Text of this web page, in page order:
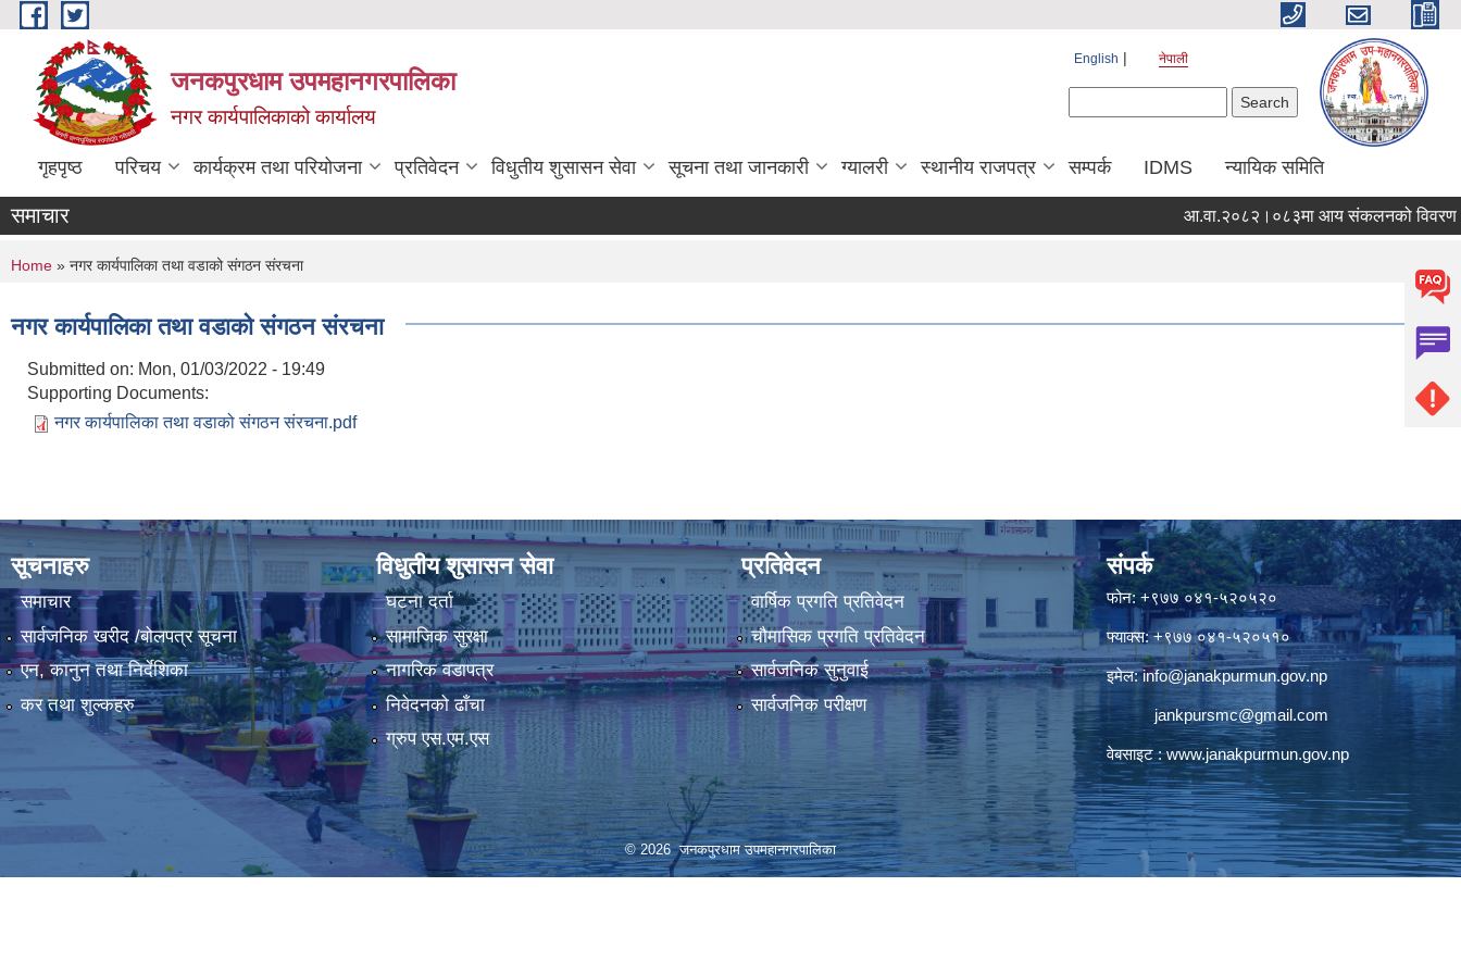
Skip to main content
जनकपुरधाम उपमहानगरपालिका
नगर कार्यपालिकाको कार्यालय
English नेपाली
गृहपृष्ठ परिचय कार्यक्रम तथा परियोजना प्रतिवेदन विधुतीय शुसासन सेवा सूचना तथा जानकारी ग्यालरी स्थानीय राजपत्र सम्पर्क IDMS न्यायिक समिति
समाचार आ.वा.२०८२।०८३मा आय संकलनको विवरण
You are here
Home » नगर कार्यपालिका तथा वडाको संगठन संरचना
नगर कार्यपालिका तथा वडाको संगठन संरचना
Submitted on: Mon, 01/03/2022 - 19:49
Supporting Documents:
नगर कार्यपालिका तथा वडाको संगठन संरचना.pdf
सूचनाहरु
समाचार
सार्वजनिक खरीद /बोलपत्र सूचना
एन, कानुन तथा निर्देशिका
कर तथा शुल्कहरु
विधुतीय शुसासन सेवा
घटना दर्ता
सामाजिक सुरक्षा
नागरिक वडापत्र
निवेदनको ढाँचा
ग्रुप एस.एम.एस
प्रतिवेदन
वार्षिक प्रगति प्रतिवेदन
चौमासिक प्रगति प्रतिवेदन
सार्वजनिक सुनुवाई
सार्वजनिक परीक्षण
संपर्क
फोन: +९७७ ०४१-५२०५२०
फ्याक्स: +९७७ ०४१-५२०५१०
इमेल:info@janakpurmun.gov.np
jankpursmc@gmail.com
वेबसाइट :www.janakpurmun.gov.np
© 2026 जनकपुरधाम उपमहानगरपालिका